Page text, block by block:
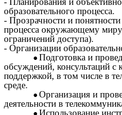
образовательного процесса.
- Прозрачности и понятности
процесса окружающему
ограничений доступа).
- Организации
Подготовка и
обсуждений, консультаций с
поддержкой, в том числе в
среде.
Организация и
деятельности в
Использование